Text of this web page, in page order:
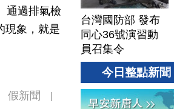
通過排氣檢
現象，就是
假新聞
台灣國防部 發布
同心36號演習動
員召集令
今日整點新聞